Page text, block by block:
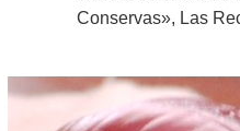
Conservas», Las